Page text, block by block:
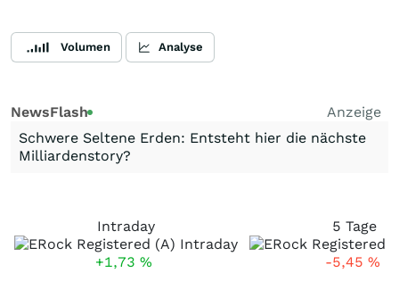
Volumen Analyse
NewsFlash
Anzeige
Schwere Seltene Erden: Entsteht hier die nächste
Milliardenstory?
Intraday
+1,73 %
5 Tage
-5,45 %